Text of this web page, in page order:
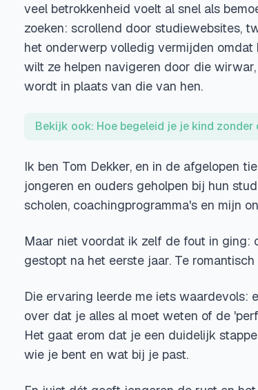
veel betrokkenheid voelt al snel als
zoeken: scrollend door studiewebsites,
het onderwerp volledig vermijden
wilt ze helpen navigeren door die
wordt in plaats van die van hen.
Bekijk ook: Hoe begeleid je je kind zonder
Ik ben Tom Dekker, en in de afgelopen
jongeren en ouders geholpen bij hun
scholen, coachingprogramma's en mijn
Maar niet voordat ik zelf de fout in ging:
gestopt na het eerste jaar. Te
Die ervaring leerde me iets waardevols:
over dat je alles al moet weten of de
Het gaat erom dat je een duidelijk
wie je bent en wat bij je past.